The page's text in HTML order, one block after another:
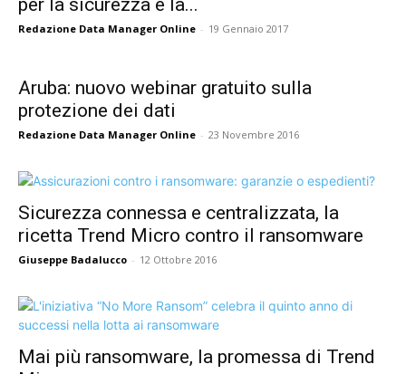
per la sicurezza e la...
Redazione Data Manager Online - 19 Gennaio 2017
Aruba: nuovo webinar gratuito sulla
protezione dei dati
Redazione Data Manager Online - 23 Novembre 2016
Sicurezza connessa e centralizzata, la
ricetta Trend Micro contro il ransomware
Giuseppe Badalucco - 12 Ottobre 2016
Mai più ransomware, la promessa di Trend